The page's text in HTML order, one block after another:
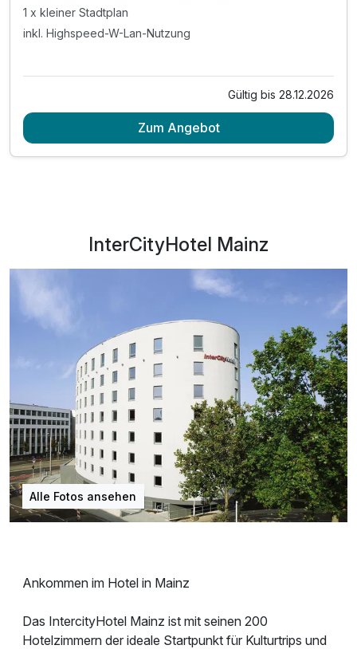
1 x kleiner Stadtplan
inkl. Highspeed-W-Lan-Nutzung
Gültig bis 28.12.2026
Zum Angebot
InterCityHotel Mainz
Alle Fotos ansehen
Ankommen im Hotel in Mainz
Das IntercityHotel Mainz ist mit seinen 200
Hotelzimmern der ideale Startpunkt für Kulturtrips und